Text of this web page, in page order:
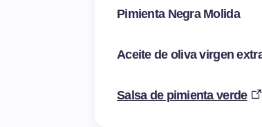
Pimienta Negra Molida
Aceite de oliva virgen
Salsa de pimienta verde